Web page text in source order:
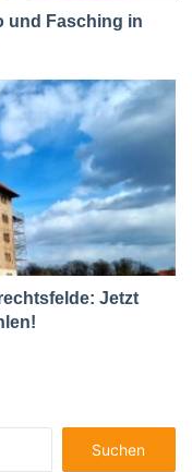
und Fasching in
Jetzt
nach: